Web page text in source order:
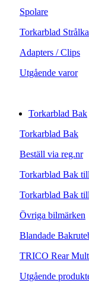
Spolare
Torkarblad
Adapters / Clips
Utgående varor
Torkarblad Bak
Torkarblad Bak
Beställ via reg.nr
Torkarblad Bak
Torkarblad Bak
Övriga bilmärken
Blandade
TRICO Rear
Utgående